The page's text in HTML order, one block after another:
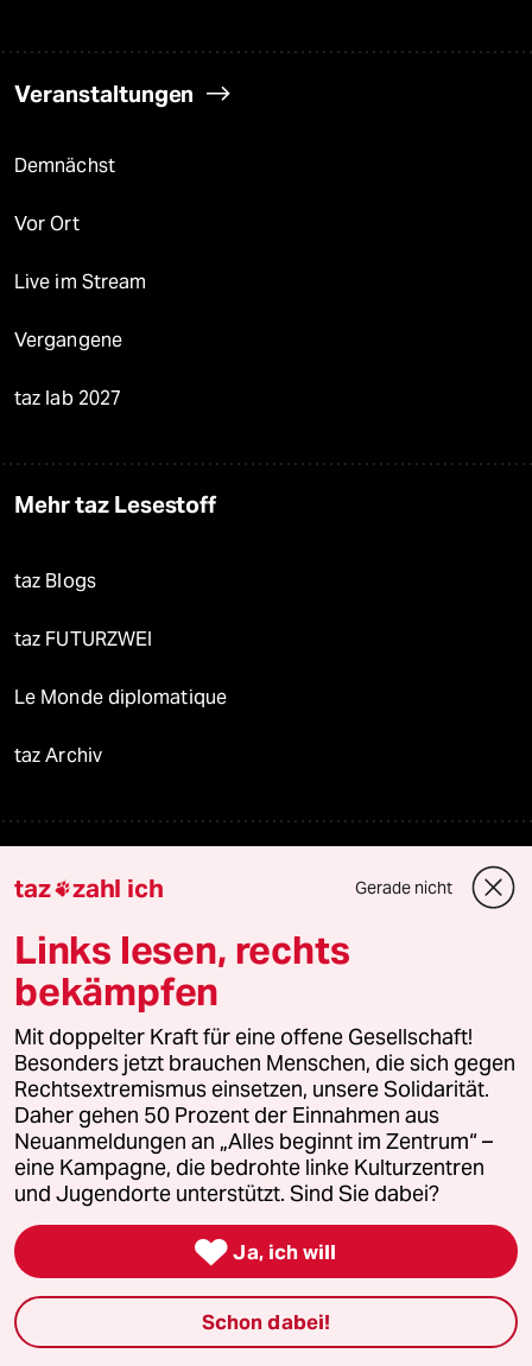
Veranstaltungen
Demnächst
Vor Ort
Live im Stream
Vergangene
taz lab 2027
Mehr taz Lesestoff
taz Blogs
taz FUTURZWEI
Le Monde diplomatique
taz Archiv
Reisen
Kantine
Shop
Anzeigen
Fragen & Hilfe
Feedback
Aboservice
taz zahl ich Gerade nicht
Links lesen, rechts
bekämpfen
Mit doppelter Kraft für eine offene Gesellschaft!
Besonders jetzt brauchen Menschen, die sich gegen
Rechtsextremismus einsetzen, unsere Solidarität.
Daher gehen 50 Prozent der Einnahmen aus
Neuanmeldungen an „Alles beginnt im Zentrum“ –
eine Kampagne, die bedrohte linke Kulturzentren
und Jugendorte unterstützt. Sind Sie dabei?
 Ja, ich will
Schon dabei!